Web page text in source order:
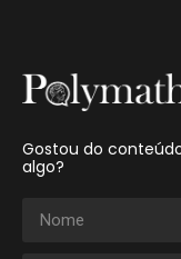
Gostou do
algo?